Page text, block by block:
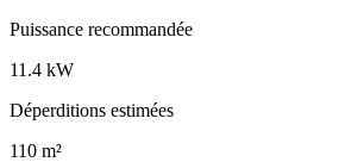
Puissance recommandée
11.4 kW
Déperditions estimées
110 m²